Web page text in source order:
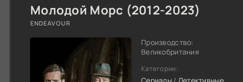
Молодой Морс (2012-2023)
ENDEAVOUR
Производство:
Великобритания
Категории: